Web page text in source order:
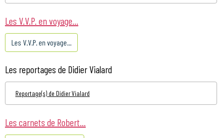
Les V.V.P. en voyage...
Les V.V.P. en voyage...
Les reportages de Didier Vialard
Reportage(s) de Didier Vialard
Les carnets de Robert...